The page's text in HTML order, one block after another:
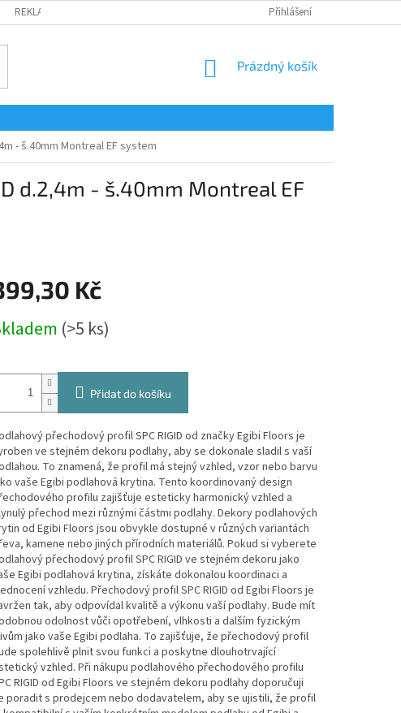
REKLAMAČNÍ FORMULÁŘ Přihlášení
NÁKUPNÍ
Prázdný košík
- š.40mm Montreal EF system
d.2,4m - š.40mm Montreal EF
Kč
(>5 ks)
Přidat do košíku
přechodový profil SPC RIGID od značky Egibi Floors je
ve stejném dekoru podlahy, aby se dokonale sladil s vaší
To znamená, že profil má stejný vzhled, vzor nebo barvu
vaše Egibi podlahová krytina. Tento koordinovaný design
profilu zajišťuje esteticky harmonický vzhled a
přechod mezi různými částmi podlahy. Dekory podlahových
od Egibi Floors jsou obvykle dostupné v různých variantách
kamene nebo jiných přírodních materiálů. Pokud si vyberete
přechodový profil SPC RIGID ve stejném dekoru jako
Egibi podlahová krytina, získáte dokonalou koordinaci a
vzhledu. Přechodový profil SPC RIGID od Egibi Floors je
tak, aby odpovídal kvalitě a výkonu vaší podlahy. Bude mít
odolnost vůči opotřebení, vlhkosti a dalším fyzickým
jako vaše Egibi podlaha. To zajišťuje, že přechodový profil
spolehlivě plnit svou funkci a poskytne dlouhotrvající
vzhled. Při nákupu podlahového přechodového profilu
RIGID od Egibi Floors ve stejném dekoru podlahy doporučuji
poradit s prodejcem nebo dodavatelem, aby se ujistili, že profil